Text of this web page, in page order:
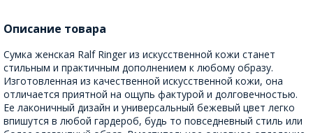
Описание товара
Сумка женская Ralf Ringer из искусственной кожи станет
стильным и практичным дополнением к любому образу.
Изготовленная из качественной искусственной кожи, она
отличается приятной на ощупь фактурой и долговечностью.
Ее лаконичный дизайн и универсальный бежевый цвет легко
впишутся в любой гардероб, будь то повседневный стиль или